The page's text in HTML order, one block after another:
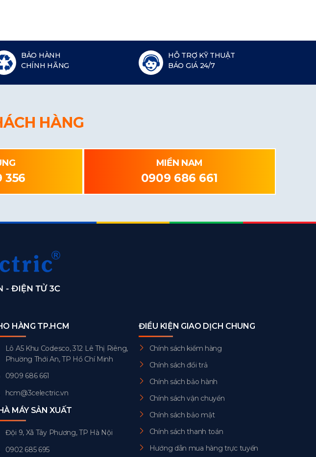
BẢO HÀNH
CHÍNH HÃNG
HỖ TRỢ KỸ THUẬT
BÁO GIÁ 24/7
HÀNG
356
MIỀN NAM
0909 686 661
HÀNG TP.HCM
Lô A5 Khu Codesco, 312 Lê Thị Riêng,
Phường Thới An, TP Hồ Chí Minh
0909 686 661
hcm@3celectric.vn
MÁY SẢN XUẤT
Đội 9, Xã Tây Phương, TP Hà Nội
0902 685 695
ĐIỀU KIỆN GIAO DỊCH CHUNG
Chính sách kiểm hàng
Chính sách đổi trả
Chính sách bảo hành
Chính sách vận chuyển
Chính sách bảo mật
Chính sách thanh toán
Hướng dẫn mua hàng trực tuyến